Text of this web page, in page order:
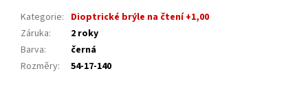
Kategorie: Dioptrické brýle na čtení +1,00
Záruka:
2 roky
Barva:
černá
Rozměry: 54-17-140